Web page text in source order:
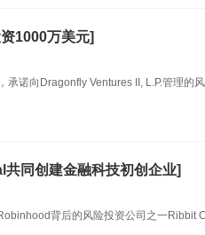
1000万美元]
承诺向Dragonfly Ventures II, L.P.管理
同创建金融科技初创企业]
背后的风险投资公司之一Ribbit